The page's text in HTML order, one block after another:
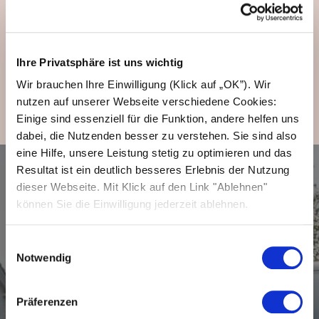
Ihre Privatsphäre ist uns wichtig
Wir brauchen Ihre Einwilligung (Klick auf „OK”). Wir
nutzen auf unserer Webseite verschiedene Cookies:
Einige sind essenziell für die Funktion, andere helfen uns
dabei, die Nutzenden besser zu verstehen. Sie sind also
eine Hilfe, unsere Leistung stetig zu optimieren und das
Resultat ist ein deutlich besseres Erlebnis der Nutzung
dieser Webseite. Mit Klick auf den Link "Ablehnen"
können Sie die Einwilligung jederzeit ablehnen.
Notwendig
Präferenzen
kostengünstiger zu gestalten? Kontaktieren
Sie uns jetzt für Ihr maßgeschneidertes
Jetzt Angebot anfragen